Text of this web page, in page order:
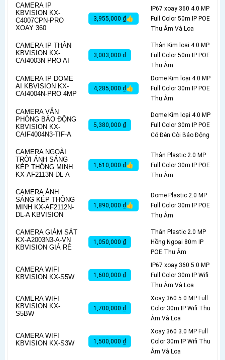
CAMERA IP
KBVISION KX-
C4007CPN-PRO
XOAY 360
3,955,000 ₫👍
IP67 xoay 360 4.0 MP
Full Color 50m IP POE
Thu Âm Và Loa
CAMERA IP THÂN
KBVISION KX-
CAI4003N-PRO AI
3,003,000 ₫
Thân Kim loại 4.0 MP
Full Color 50m IP POE
Thu Âm
CAMERA IP DOME
AI KBVISION KX-
CAI4004N-PRO 4MP
4,285,000 ₫👍
Dome Kim loại 4.0 MP
Full Color 30m IP POE
Thu Âm
CAMERA VĂN
PHÒNG BÁO ĐỘNG
KBVISION KX-
CAIF4004N3-TIF-A
5,380,000 ₫
Dome Kim loại 4.0 MP
Full Color 30m IP POE
Có Ðèn Còi Báo Động
CAMERA NGOÀI
TRỜI ÁNH SÁNG
KÉP THÔNG MINH
KX-AF2113N-DL-A
1,610,000 ₫👍
Thân Plastic 2.0 MP
Full Color 30m IP POE
Thu Âm
CAMERA ÁNH
SÁNG KÉP THÔNG
MINH KX-AF2112N-
DL-A KBVISION
1,890,000 ₫👍
Dome Plastic 2.0 MP
Full Color 30m IP POE
Thu Âm
CAMERA GIÁM SÁT
KX-A2003N3-A-VN
KBVISION GIÁ RẺ
1,050,000 ₫
Thân Plastic 2.0 MP
Hồng Ngoại 80m IP
POE Thu Âm
CAMERA WIFI
KBVISION KX-S5W
1,600,000 ₫
IP67 xoay 360 5.0 MP
Full Color 30m IP Wifi
Thu Âm Và Loa
CAMERA WIFI
KBVISION KX-
S5BW
1,700,000 ₫
Xoay 360 5.0 MP Full
Color 30m IP Wifi Thu
Âm Và Loa
CAMERA WIFI
KBVISION KX-S3W
1,500,000 ₫
Xoay 360 3.0 MP Full
Color 30m IP Wifi Thu
Âm Và Loa